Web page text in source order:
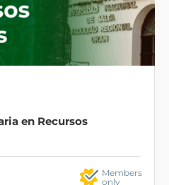
en Recursos
Members
only